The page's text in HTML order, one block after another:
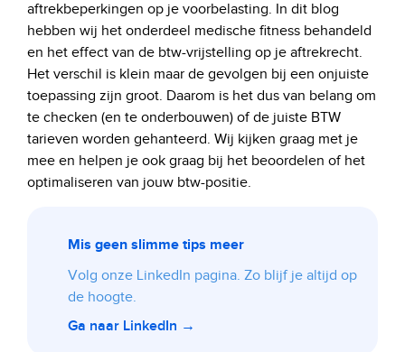
aftrekbeperkingen op je voorbelasting. In dit blog
hebben wij het onderdeel medische fitness behandeld
en het effect van de btw-vrijstelling op je aftrekrecht.
Het verschil is klein maar de gevolgen bij een onjuiste
toepassing zijn groot. Daarom is het dus van belang om
te checken (en te onderbouwen) of de juiste BTW
tarieven worden gehanteerd. Wij kijken graag met je
mee en helpen je ook graag bij het beoordelen of het
optimaliseren van jouw btw-positie.
Mis geen slimme tips meer
Volg onze LinkedIn pagina. Zo blijf je altijd op
de hoogte.
Ga naar LinkedIn →